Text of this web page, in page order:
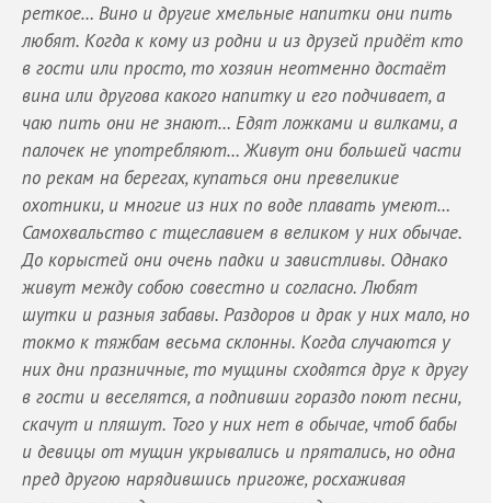
реткое… Вино и другие хмельные напитки они пить
любят. Когда к кому из родни и из друзей придёт кто
в гости или просто, то хозяин неотменно достаёт
вина или другова какого напитку и его подчивает, а
чаю пить они не знают… Едят ложками и вилками, а
палочек не употребляют… Живут они большей части
по рекам на берегах, купаться они превеликие
охотники, и многие из них по воде плавать умеют…
Самохвальство с тщеславием в великом у них обычае.
До корыстей они очень падки и завистливы. Однако
живут между собою совестно и согласно. Любят
шутки и разныя забавы. Раздоров и драк у них мало, но
токмо к тяжбам весьма склонны. Когда случаются у
них дни празничные, то мущины сходятся друг к другу
в гости и веселятся, а подпивши гораздо поют песни,
скачут и пляшут. Того у них нет в обычае, чтоб бабы
и девицы от мущин укрывались и прятались, но одна
пред другою нарядившись пригоже, росхаживая